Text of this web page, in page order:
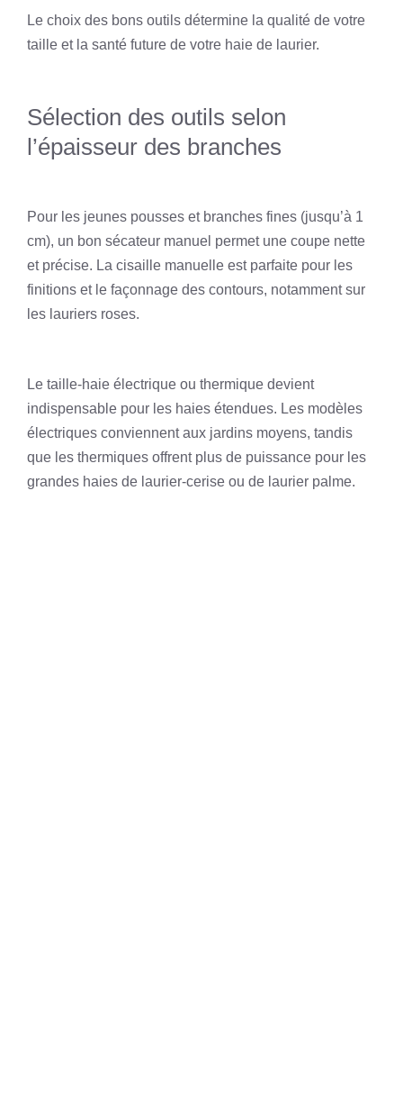
Le choix des bons outils détermine la qualité de votre
taille et la santé future de votre haie de laurier.
Sélection des outils selon
l’épaisseur des branches
Pour les jeunes pousses et branches fines (jusqu’à 1
cm), un bon sécateur manuel permet une coupe nette
et précise. La cisaille manuelle est parfaite pour les
finitions et le façonnage des contours, notamment sur
les lauriers roses.
Le taille-haie électrique ou thermique devient
indispensable pour les haies étendues. Les modèles
électriques conviennent aux jardins moyens, tandis
que les thermiques offrent plus de puissance pour les
grandes haies de laurier-cerise ou de laurier palme.